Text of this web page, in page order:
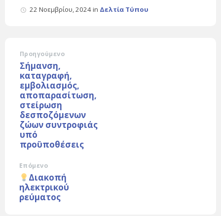
22 Νοεμβρίου, 2024in Δελτία Τύπου
Προηγούμενο
Σήµανση,
καταγραφή,
εµβολιασµός,
αποπαρασίτωση,
στείρωση
δεσποζόμενων
ζώων συντροφιάς
υπό
προϋποθέσεις
Επόμενο
Διακοπή
ηλεκτρικού
ρεύματος